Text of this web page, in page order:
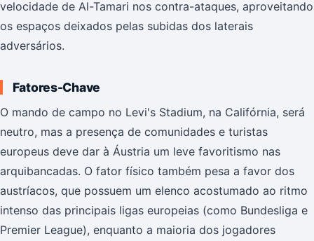
velocidade de Al-Tamari nos contra-ataques, aproveitando
os espaços deixados pelas subidas dos laterais
adversários.
Fatores-Chave
O mando de campo no Levi's Stadium, na Califórnia, será
neutro, mas a presença de comunidades e turistas
europeus deve dar à Áustria um leve favoritismo nas
arquibancadas. O fator físico também pesa a favor dos
austríacos, que possuem um elenco acostumado ao ritmo
intenso das principais ligas europeias (como Bundesliga e
Premier League), enquanto a maioria dos jogadores